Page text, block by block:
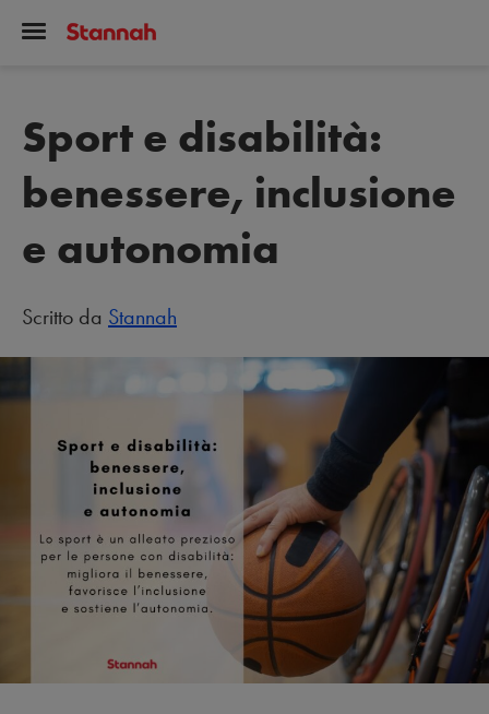
Sport e disabilità:
benessere, inclusione
e autonomia
Scritto da Stannah